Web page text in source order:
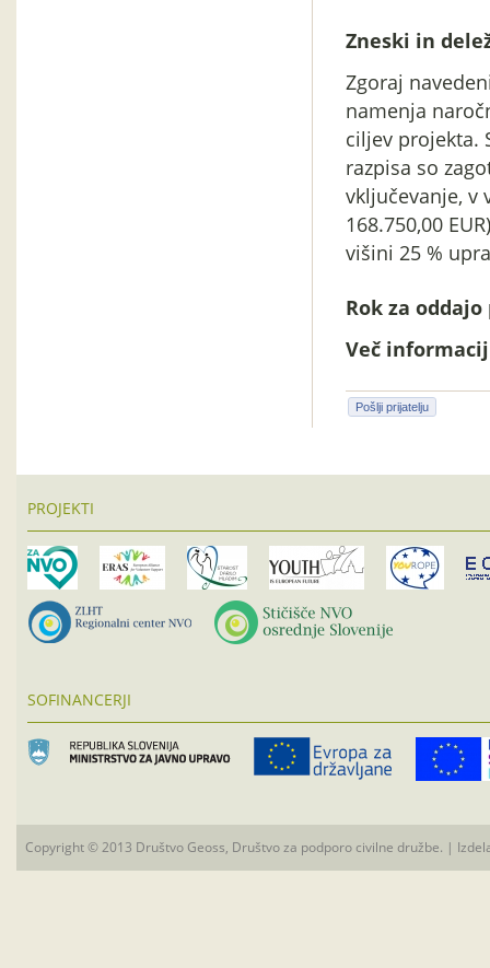
Zneski in
Zgoraj
namenja
ciljev projekta.
razpisa so
vključevanje, v
168.750,00
višini 25 %
Rok za
Več
Pošlji prijatelju
PROJEKTI
SOFINANCERJI
Copyright © 2013 Društvo Geoss, Društvo za podporo civilne družbe. |